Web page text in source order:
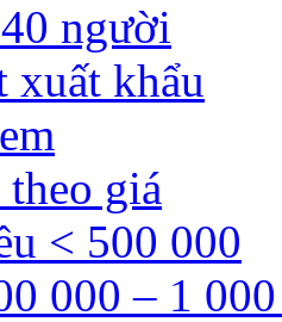
người
xuất khẩu
giá
< 500 000
000 – 1